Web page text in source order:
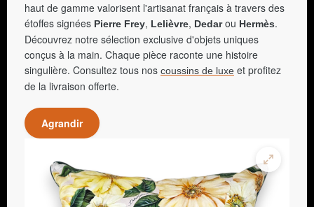
haut de gamme valorisent l'artisanat français à travers des
étoffes signées Pierre Frey, Lelièvre, Dedarou Hermès.
Découvrez notre sélection exclusive d'objets uniques
conçus à la main. Chaque pièce raconte une histoire
singulière. Consultez tous nos coussins de luxe et profitez
de la livraison offerte.
Agrandir